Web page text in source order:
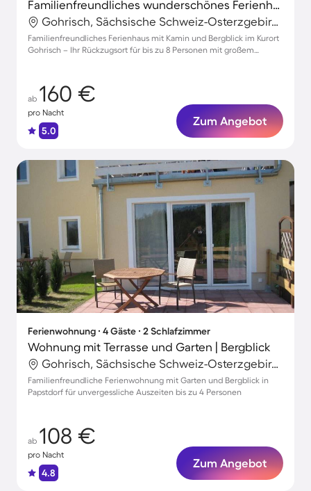
Familienfreundliches wunderschönes Ferienhaus mit Grill, Terrasse und Garten | Bergblick | Haustiere sind willkommen
Gohrisch, Sächsische Schweiz-Osterzgebirge, Deutschland
Familienfreundliches Ferienhaus mit Kamin und Bergblick im Kurort
Gohrisch – Ihr Rückzugsort für bis zu 8 Personen mit großem
ab 160 €
pro Nacht
5.0
Zum Angebot
Ferienwohnung ∙ 4 Gäste ∙ 2 Schlafzimmer
Wohnung mit Terrasse und Garten | Bergblick
Gohrisch, Sächsische Schweiz-Osterzgebirge, Deutschland
Familienfreundliche Ferienwohnung mit Garten und Bergblick in
Papstdorf für unvergessliche Auszeiten bis zu 4 Personen
ab 108 €
pro Nacht
4.8
Zum Angebot